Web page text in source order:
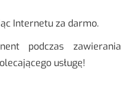
In­ter­ne­tu za darmo.
pod­czas za­wie­ra­nia
usłu­gę!